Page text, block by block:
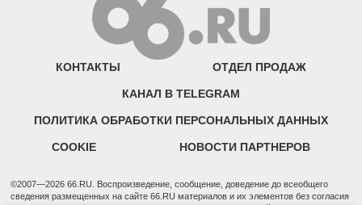
КОНТАКТЫ ОТДЕЛ ПРОДАЖ
КАНАЛ В TELEGRAM
ПОЛИТИКА ОБРАБОТКИ ПЕРСОНАЛЬНЫХ ДАННЫХ
COOKIE НОВОСТИ ПАРТНЕРОВ
©2007—2026 66.RU. Воспроизведение, сообщение, доведение до всеобщего
сведения размещенных на сайте 66.RU материалов и их элементов без согласия